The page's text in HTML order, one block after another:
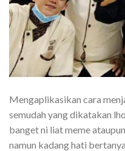
Mengaplikasikan cara
semudah yang dikatakan
banget ni liat meme
namun kadang hati